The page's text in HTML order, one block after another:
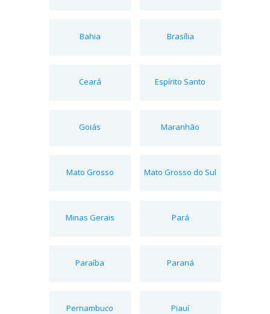
Bahia Brasília
Ceará Espírito Santo
Goiás Maranhão
Mato Grosso Mato Grosso do Sul
Minas Gerais Pará
Paraíba Paraná
Pernambuco Piauí